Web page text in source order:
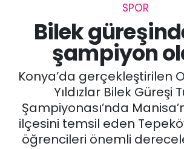
SPOR
Bilek
şampiyon
Konya’da gerçekleştirilen
Yıldızlar Bilek Güreşi
Şampiyonası’nda
ilçesini temsil eden
öğrencileri önemli
ASAYİŞ
GÜNCEL
SİYASET
EĞİTİM
Trafik Durumu
Süper Lig Puan Durumu ve
Tüm Manşetler
Son Dakika Haberleri